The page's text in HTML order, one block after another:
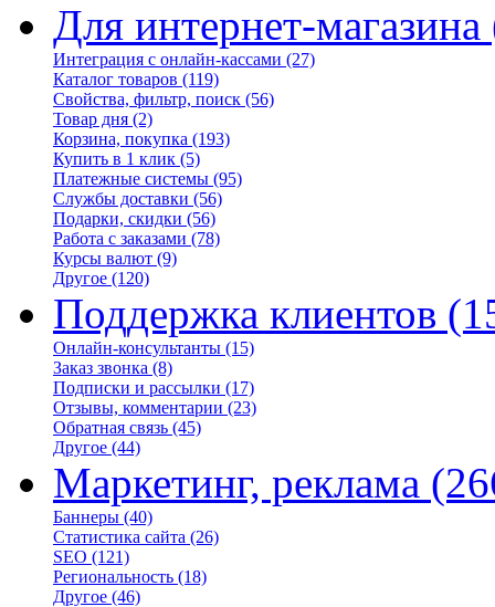
Для интернет-магазина
Интеграция с онлайн-кассами (27)
Каталог товаров (119)
Свойства, фильтр, поиск (56)
Товар дня (2)
Корзина, покупка (193)
Купить в 1 клик (5)
Платежные системы (95)
Службы доставки (56)
Подарки, скидки (56)
Работа с заказами (78)
Курсы валют (9)
Другое (120)
Поддержка клиентов
Онлайн-консультанты (15)
Заказ звонка (8)
Подписки и рассылки (17)
Отзывы, комментарии (23)
Обратная связь (45)
Другое (44)
Маркетинг, реклама
Баннеры (40)
Статистика сайта (26)
SEO (121)
Региональность (18)
Другое (46)